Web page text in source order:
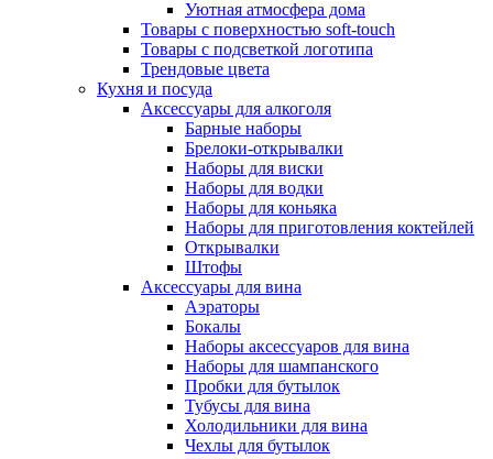
Уютная атмосфера дома
Товары с поверхностью soft-touch
Товары с подсветкой логотипа
Трендовые цвета
Кухня и посуда
Аксессуары для алкоголя
Барные наборы
Брелоки-открывалки
Наборы для виски
Наборы для водки
Наборы для коньяка
Наборы для приготовления коктейлей
Открывалки
Штофы
Аксессуары для вина
Аэраторы
Бокалы
Наборы аксессуаров для вина
Наборы для шампанского
Пробки для бутылок
Тубусы для вина
Холодильники для вина
Чехлы для бутылок